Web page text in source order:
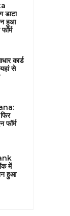
हुआ
कार्ड
से
फॉर्म
में
हुआ